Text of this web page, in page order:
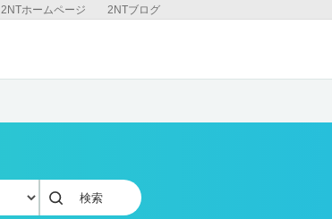
2NTブログ
2NTホームページ
検索